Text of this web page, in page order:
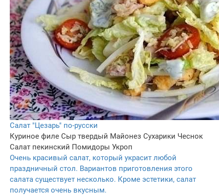
Салат "Цезарь" по-русски
Куриное филе Сыр твердый Майонез Сухарики Чеснок
Салат пекинский Помидоры Укроп
Очень красивый салат, который украсит любой
праздничный стол. Вариантов приготовления этого
салата существует несколько. Кроме эстетики, салат
получается очень вкусным.